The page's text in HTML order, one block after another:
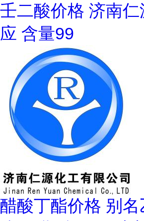
壬二酸价格 济南
应 含量99
醋酸丁酯价格 别